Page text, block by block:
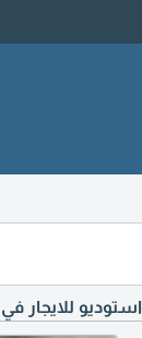
استوديو للايجار في